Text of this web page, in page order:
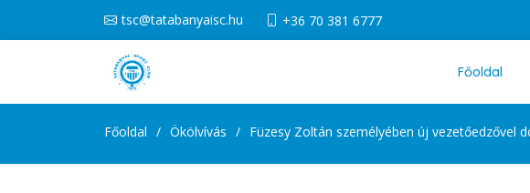
tsc@tatabanyaisc.hu +36 70 381 6777
Főoldal
Főoldal Ökölvívás Füzesy Zoltán személyében új vezetőedzővel